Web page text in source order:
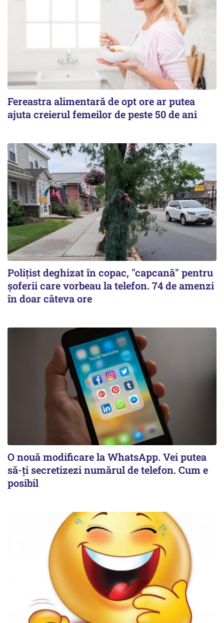
Fereastra alimentară de opt ore ar putea
ajuta creierul femeilor de peste 50 de ani
Polițist deghizat în copac, "capcană" pentru
șoferii care vorbeau la telefon. 74 de amenzi
în doar câteva ore
O nouă modificare la WhatsApp. Vei putea
să-ți secretizezi numărul de telefon. Cum e
posibil